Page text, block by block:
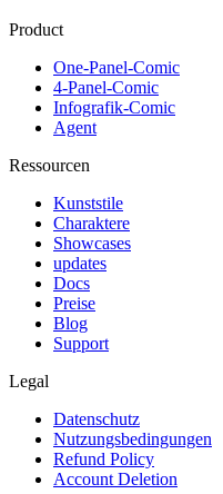
Product
One-Panel-Comic
4-Panel-Comic
Infografik-Comic
Agent
Ressourcen
Kunststile
Charaktere
Showcases
updates
Docs
Preise
Blog
Support
Legal
Datenschutz
Nutzungsbedingungen
Refund Policy
Account Deletion